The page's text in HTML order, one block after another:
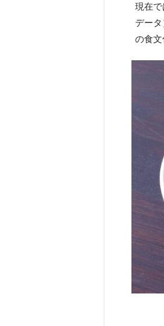
現在
デー
の食文